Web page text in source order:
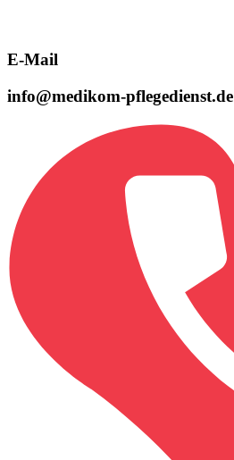
E-Mail
info@medikom-pflegedienst.de